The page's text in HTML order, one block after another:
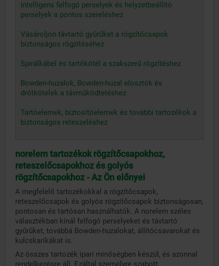
Intelligens felfogó perselyek és helyzetbeállító
perselyek a pontos szereléshez
Vásároljon távtartó gyűrűket a rögzítőcsapok
biztonságos rögzítéséhez
Spirálkábel és tartókötél a szakszerű rögzítéshez
Bowden-huzalok, Bowden-huzal elosztók és
drótkötelek a távműködtetéshez
Tartóelemek, biztosítóelemek és további tartozékok a
biztonságos reteszeléshez
norelem tartozékok rögzítőcsapokhoz,
reteszelőcsapokhoz és golyós
rögzítőcsapokhoz - Az Ön előnyei
A megfelelő tartozékokkal a rögzítőcsapok,
reteszelőcsapok és golyós rögzítőcsapok biztonságosan,
pontosan és tartósan használhatók. A norelem széles
választékban kínál felfogó perselyeket és távtartó
gyűrűket, továbbá Bowden-huzalokat, állítócsavarokat és
kulcskarikákat is.
Az összes tartozék ipari minőségben készül, és azonnal
rendelkezésre áll. Ezáltal személyre szabott